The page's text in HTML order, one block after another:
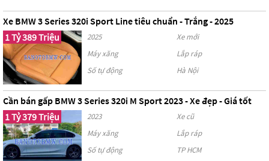
Xe BMW 3 Series 320i Sport Line tiêu chuẩn - Trắng - 2025
1 Tỷ 389 Triệu
2025
Xe mới
Máy xăng
Lắp ráp
Số tự động
Hà Nội
Cần bán gấp BMW 3 Series 320i M Sport 2023 - Xe đẹp - Giá tốt
1 Tỷ 379 Triệu
2023
Xe cũ
Máy xăng
Lắp ráp
Số tự động
TP HCM